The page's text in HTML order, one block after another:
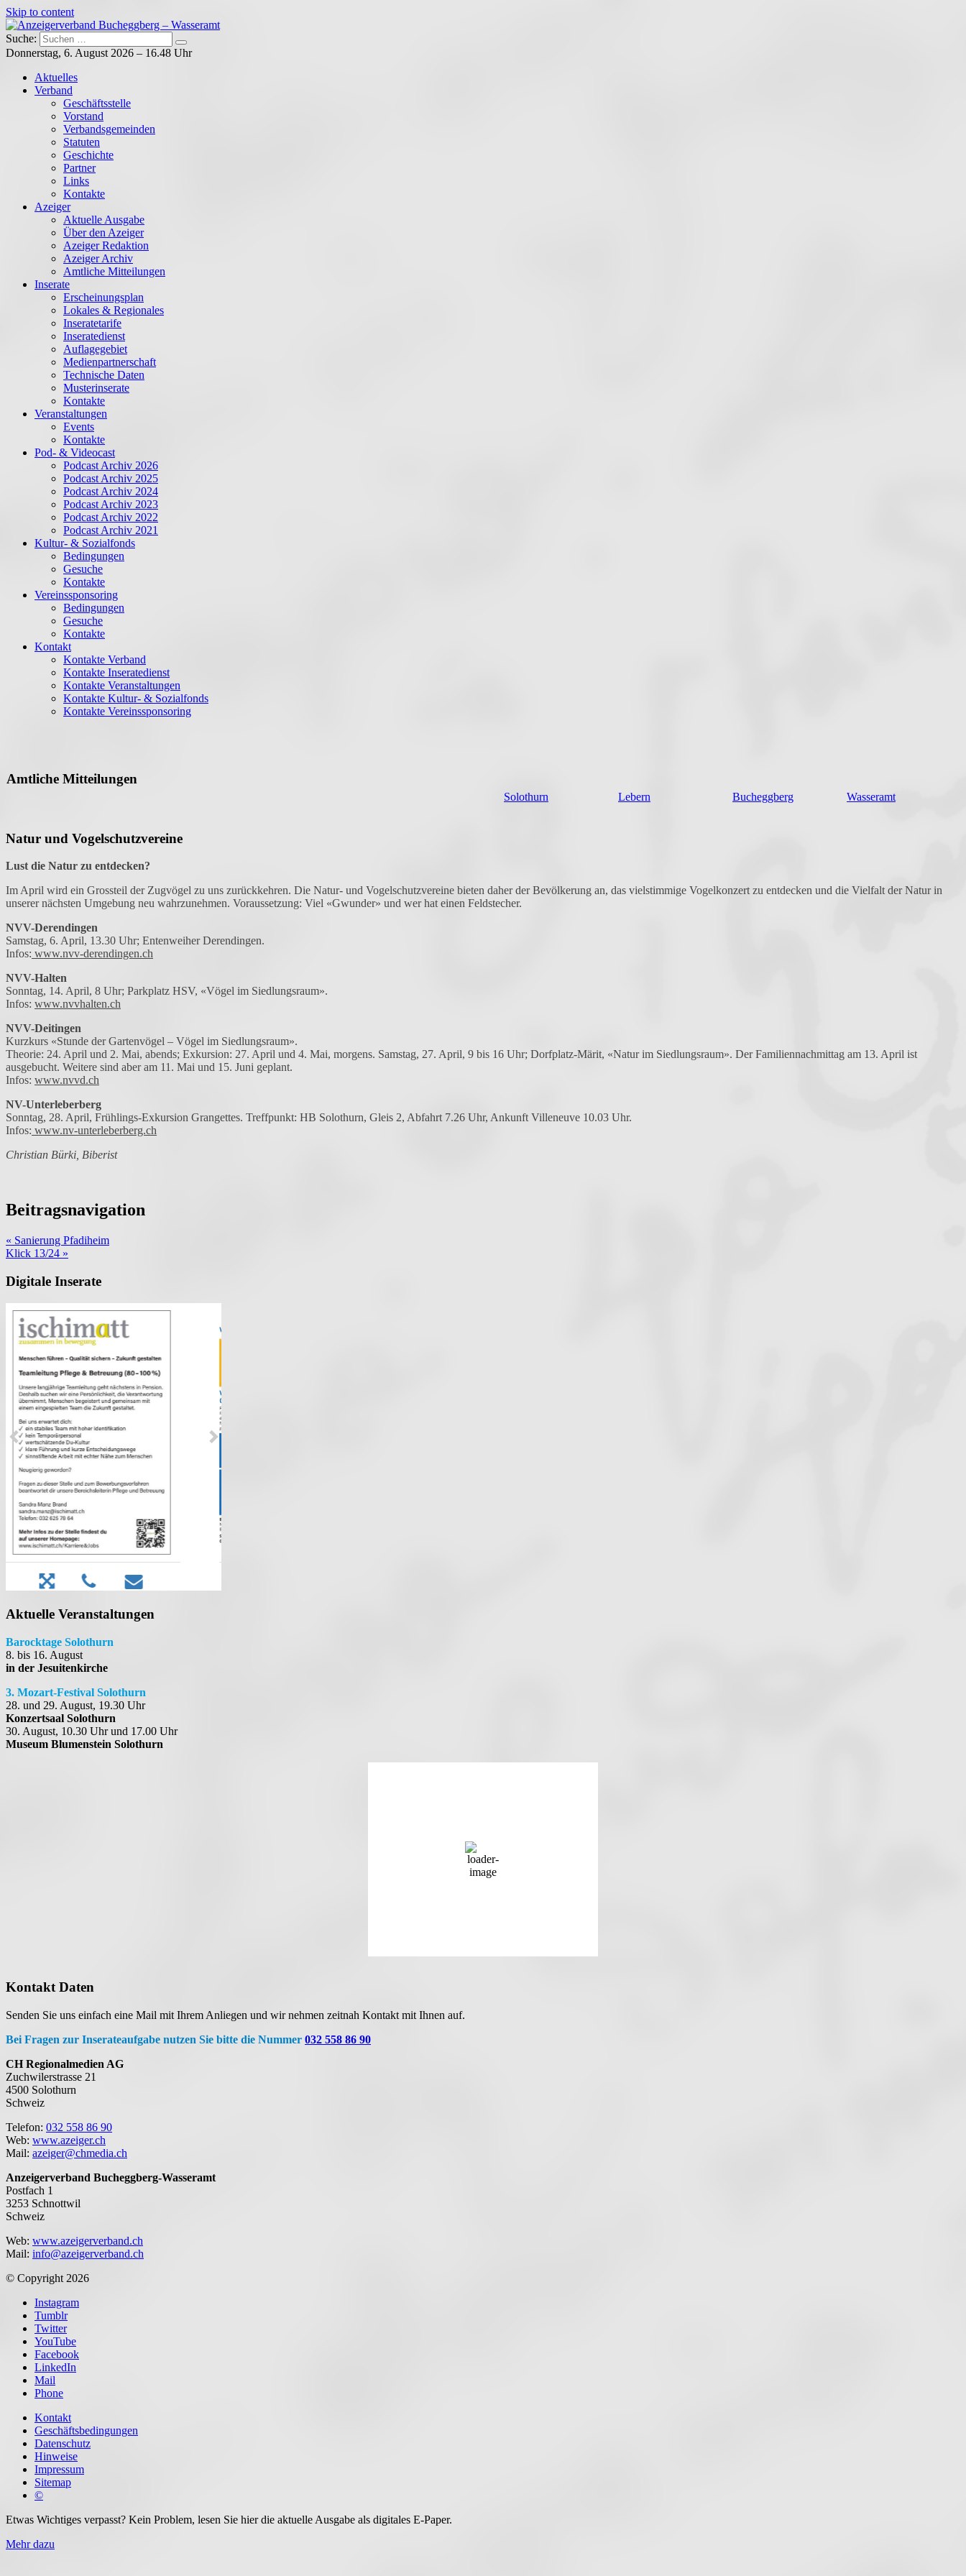
Skip to content
Anzeigerverband Bucheggberg – Wasseramt
Azeiger AZ-Medien
Suche:
Donnerstag, 6. August 2026 – 16.48 Uhr
Aktuelles
Verband
Geschäftsstelle
Vorstand
Verbandsgemeinden
Statuten
Geschichte
Partner
Links
Kontakte
Azeiger
Aktuelle Ausgabe
Über den Azeiger
Azeiger Redaktion
Azeiger Archiv
Amtliche Mitteilungen
Inserate
Erscheinungsplan
Lokales & Regionales
Inseratetarife
Inseratedienst
Auflagegebiet
Medienpartnerschaft
Technische Daten
Musterinserate
Kontakte
Veranstaltungen
Events
Kontakte
Pod- & Videocast
Podcast Archiv 2026
Podcast Archiv 2025
Podcast Archiv 2024
Podcast Archiv 2023
Podcast Archiv 2022
Podcast Archiv 2021
Kultur- & Sozialfonds
Bedingungen
Gesuche
Kontakte
Vereinssponsoring
Bedingungen
Gesuche
Kontakte
Kontakt
Kontakte Verband
Kontakte Inseratedienst
Kontakte Veranstaltungen
Kontakte Kultur- & Sozialfonds
Kontakte Vereinssponsoring
Amtliche Mitteilungen
Solothurn Lebern Bucheggberg Wasseramt
Natur und Vogelschutzvereine
Lust die Natur zu entdecken?
Im April wird ein Grossteil der Zugvögel zu uns zurückkehren. Die Natur- und Vogelschutzvereine bieten daher der Bevölkerung an, das vielstimmige Vogelkonzert zu entdecken und die Vielfalt der Natur in
unserer nächsten Umgebung neu wahrzunehmen. Voraussetzung: Viel «Gwunder» und wer hat einen Feldstecher.
NVV-Derendingen
Samstag, 6. April, 13.30 Uhr; Entenweiher Derendingen.
Infos: www.nvv-derendingen.ch
NVV-Halten
Sonntag, 14. April, 8 Uhr; Parkplatz HSV, «Vögel im Siedlungsraum».
Infos: www.nvvhalten.ch
NVV-Deitingen
Kurzkurs «Stunde der Gartenvögel – Vögel im Siedlungsraum».
Theorie: 24. April und 2. Mai, abends; Exkursion: 27. April und 4. Mai, morgens. Samstag, 27. April, 9 bis 16 Uhr; Dorfplatz-Märit, «Natur im Siedlungsraum». Der Familiennachmittag am 13. April ist
ausgebucht. Weitere sind aber am 11. Mai und 15. Juni geplant.
Infos: www.nvvd.ch
NV-Unterleberberg
Sonntag, 28. April, Frühlings-Exkursion Grangettes. Treffpunkt: HB Solothurn, Gleis 2, Abfahrt 7.26 Uhr, Ankunft Villeneuve 10.03 Uhr.
Infos: www.nv-unterleberberg.ch
Christian Bürki, Biberist
Beitragsnavigation
« Sanierung Pfadiheim
Klick 13/24 »
Digitale Inserate
Aktuelle Veranstaltungen
Barocktage Solothurn
8. bis 16. August
in der Jesuitenkirche
3. Mozart-Festival Solothurn
28. und 29. August, 19.30 Uhr
Konzertsaal Solothurn
30. August, 10.30 Uhr und 17.00 Uhr
Museum Blumenstein Solothurn
Kontakt Daten
Senden Sie uns einfach eine Mail mit Ihrem Anliegen und wir nehmen zeitnah Kontakt mit Ihnen auf.
Bei Fragen zur Inserateaufgabe nutzen Sie bitte die Nummer 032 558 86 90
CH Regionalmedien AG
Zuchwilerstrasse 21
4500 Solothurn
Schweiz
Telefon: 032 558 86 90
Web: www.azeiger.ch
Mail: azeiger@chmedia.ch
Anzeigerverband Bucheggberg-Wasseramt
Postfach 1
3253 Schnottwil
Schweiz
Web: www.azeigerverband.ch
Mail: info@azeigerverband.ch
© Copyright 2026
Instagram
Tumblr
Twitter
YouTube
Facebook
LinkedIn
Mail
Phone
Kontakt
Geschäftsbedingungen
Datenschutz
Hinweise
Impressum
Sitemap
©
Etwas Wichtiges verpasst? Kein Problem, lesen Sie hier die aktuelle Ausgabe als digitales E-Paper.
Mehr dazu